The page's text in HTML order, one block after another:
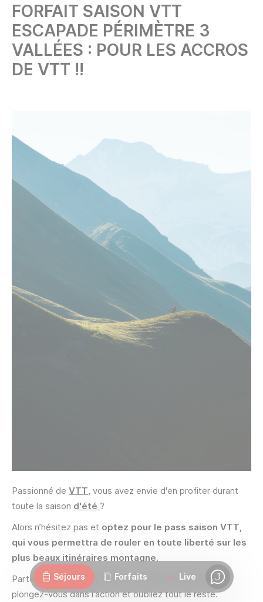
FORFAIT SAISON VTT
ESCAPADE PÉRIMÈTRE 3
VALLÉES : POUR LES ACCROS
DE VTT !!
Passionné de VTT , vous avez envie d'en profiter durant
toute la saison d'été ?
Alors n’hésitez pas et optez pour le pass saison VTT,
qui vous permettra de rouler en toute liberté sur les
plus beaux itinéraires montagne.
Partez à la découverte de ce territoire extraordinaire,
plongez-vous dans l'action et oubliez tout le reste.
Séjours Forfaits Live
Chat
Webcams Ouvertures Météo Routes